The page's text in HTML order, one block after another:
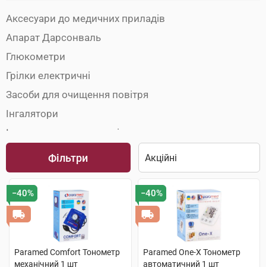
Аксесуари до медичних приладів
Апарат Дарсонваль
Глюкометри
Грілки електричні
Засоби для очищення повітря
Інгалятори
Інша домашня медтехніка
Масажери та аплікатори
Стетоскопи
Термометри
Термометри кімнатні
Тонометри
Фільтри
−40%
Paramed Comfort Тонометр
механічний 1 шт
−40%
Paramed One-X Тонометр
автоматичний 1 шт